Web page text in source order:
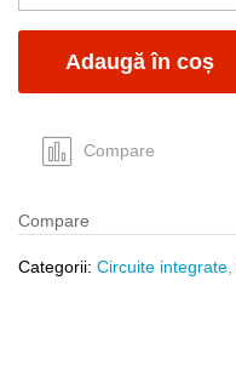
1.3x11mm
Ag
quantity
Adaugă în coș
Compare
Compare
Categorii: Circuite integrate